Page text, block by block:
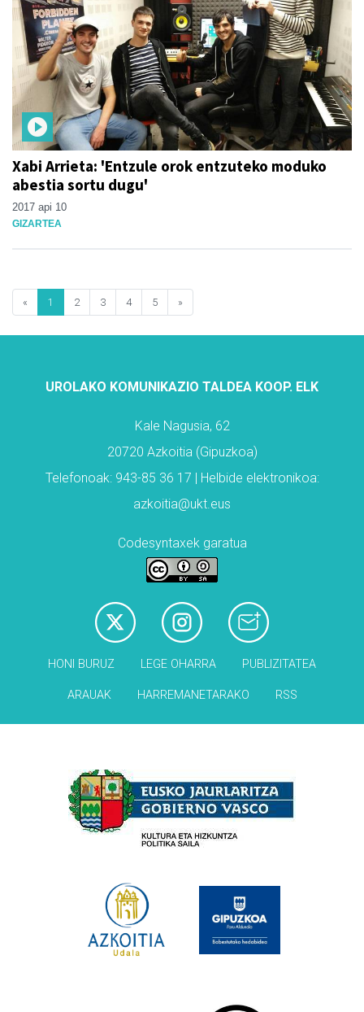
Xabi Arrieta: 'Entzule orok entzuteko moduko
abestia sortu dugu'
2017 api 10
GIZARTEA
« 1 2 3 4 5 »
UROLAKO KOMUNIKAZIO TALDEA KOOP. ELK
Kale Nagusia, 62
20720 Azkoitia (Gipuzkoa)
Telefonoak: 943-85 36 17 | Helbide elektronikoa:
azkoitia@ukt.eus
Codesyntaxek garatua
HONI BURUZ LEGE OHARRA PUBLIZITATEA
ARAUAK HARREMANETARAKO RSS